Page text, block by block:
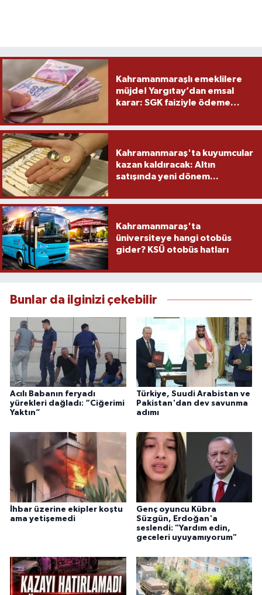
Kahramanmaraşlı emeklilere
müjde! Yargıtay’dan emsal
karar: SGK faiziyle ödeme
Kahramanmaraş'ta kuyumcular
kazan kaldıracak: Altın
satışında yeni dönem...
Kahramanmaraş'ta
üniversiteye hangi otobüs
gider? KSÜ otobüs hatları
Bunlar da ilginizi çekebilir
Acılı Babanın feryadı
yürekleri dağladı: “Ciğerimi
Yaktın”
Türkiye, Suudi Arabistan ve
Pakistan'dan dev savunma
adımı
İhbar üzerine ekipler koştu
ama yetişemedi
Genç oyuncu Kübra
Süzgün, Erdoğan'a
seslendi: "Yardım edin,
geceleri uyuyamıyorum"